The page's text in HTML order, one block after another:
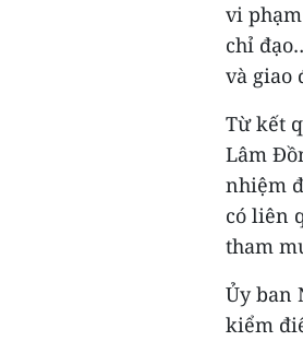
vi
chỉ
và giao
Từ kết
Lâm
nhiệm
có liên
tham
Ủy ban
kiểm